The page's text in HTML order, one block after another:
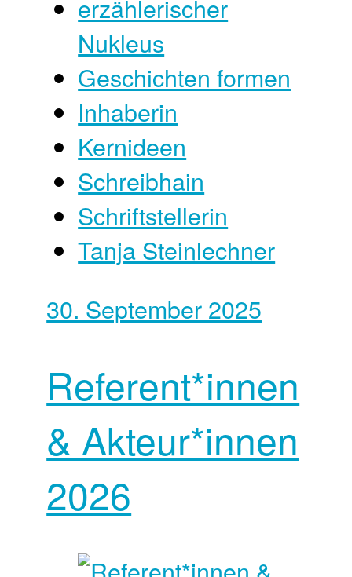
erzählerischer
Nukleus
Geschichten formen
Inhaberin
Kernideen
Schreibhain
Schriftstellerin
Tanja Steinlechner
30. September 2025
Referent*innen
& Akteur*innen
2026